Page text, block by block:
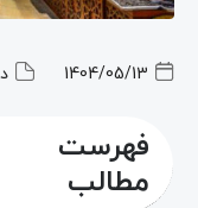
1404/05/13
فهرست
مطالب